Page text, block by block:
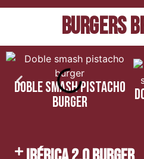
BURGERS
DOBLE SMASH PISTACHO
BURGER